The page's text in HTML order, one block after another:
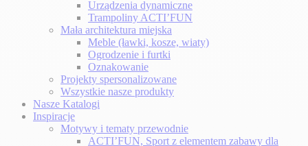
Urządzenia dynamiczne
Trampoliny ACTI’FUN
Mała architektura miejska
Meble (ławki, kosze, wiaty)
Ogrodzenie i furtki
Oznakowanie
Projekty spersonalizowane
Wszystkie nasze produkty
Nasze Katalogi
Inspiracje
Motywy i tematy przewodnie
ACTI’FUN, Sport z elementem zabawy dla